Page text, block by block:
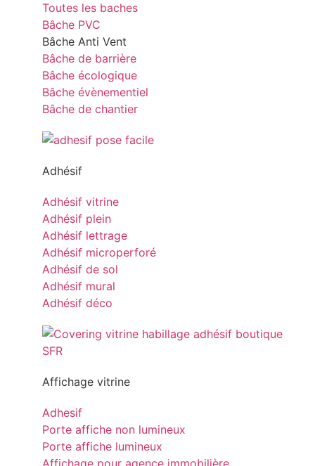
Toutes les baches
Bâche PVC
Bâche Anti Vent
Bâche de barrière
Bâche écologique
Bâche évènementiel
Bâche de chantier
Adhésif
Adhésif vitrine
Adhésif plein
Adhésif lettrage
Adhésif microperforé
Adhésif de sol
Adhésif mural
Adhésif déco
Affichage vitrine
Adhesif
Porte affiche non lumineux
Porte affiche lumineux